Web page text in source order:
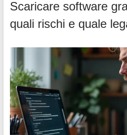
Scaricare software
quali rischi e quale